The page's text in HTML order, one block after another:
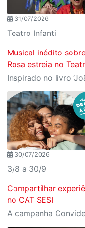
31/07/2026
Teatro Infantil
Musical inédito
Rosa estreia no
30/07/2026
3/8 a 30/9
Compartilhar
no CAT SESI